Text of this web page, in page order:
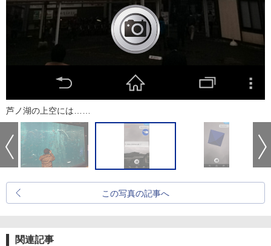
芦ノ湖の上空には……
この写真の記事へ
関連記事